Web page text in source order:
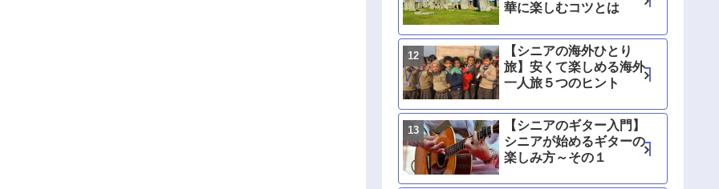
華に楽しむコツとは
【シニアの海外ひとり
旅】安くて楽しめる海外
一人旅５つのヒント
【シニアのギター入門】
シニアが始めるギターの
楽しみ方～その１